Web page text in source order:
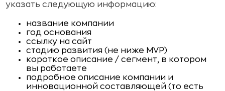
указать следующую информацию:
название компании
год основания
ссылку на сайт
стадию развития (не ниже MVP)
короткое описание / сегмент, в котором
вы работаете
подробное описание компании и
инновационной составляющей (то есть